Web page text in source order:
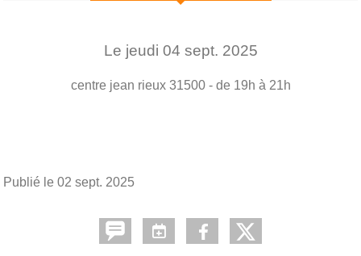
Le jeudi 04 sept. 2025
centre jean rieux 31500 - de 19h à 21h
Publié le 02 sept. 2025